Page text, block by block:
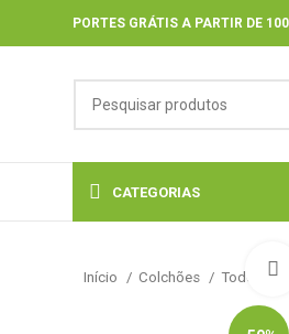
PORTES GRÁTIS A PARTIR DE
CATEGORIAS
Início Colchões Todos os